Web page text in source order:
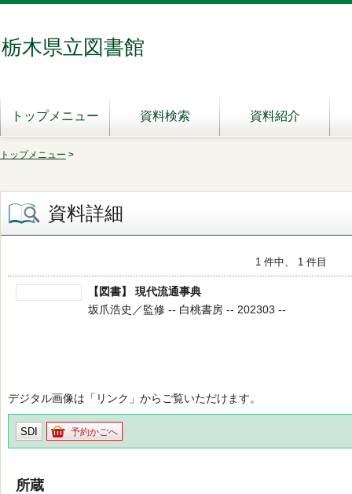
栃木県立図書館
トップメニュー 資料検索 資料紹介
トップメニュー >
資料詳細
1 件中、 1 件目
【図書】 現代流通事典
坂爪浩史／監修 -- 白桃書房 -- 202303 --
デジタル画像は「リンク」からご覧いただけます。
SDI 予約かごへ
所蔵